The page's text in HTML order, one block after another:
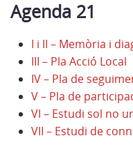
Agenda 21
I i II – Memòria i
III – Pla Acció Local
IV – Pla de
V – Pla de
VI – Estudi sol no
VII – Estudi de